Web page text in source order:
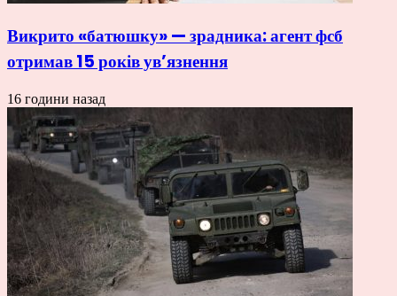
Викрито «батюшку» — зрадника: агент фсб
отримав 15 років ув’язнення
16 години назад